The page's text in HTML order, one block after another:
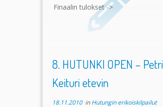
Finaalin tulokset ->
8. HUTUNKI OPEN – Petri
Keituri etevin
18.11.2010inHutungin erikoiskilpailut